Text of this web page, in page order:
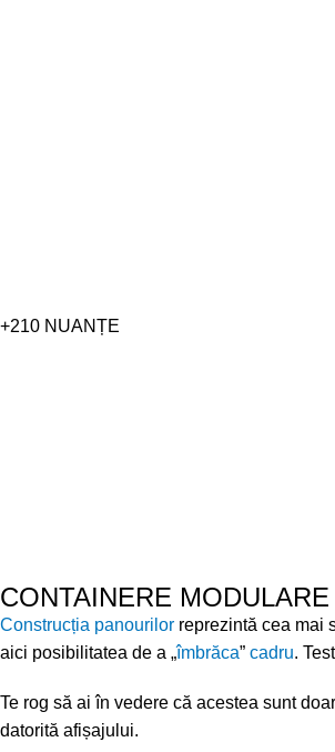
+210 NUANȚE
CONTAINERE
Construcția panourilor reprezintă cea mai
aici posibilitatea de a „îmbrăca” cadru.
Te rog să ai în vedere că acestea sunt
datorită afișajului.